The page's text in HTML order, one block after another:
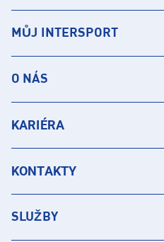
MŮJ INTERSPORT
O NÁS
KARIÉRA
KONTAKTY
SLUŽBY